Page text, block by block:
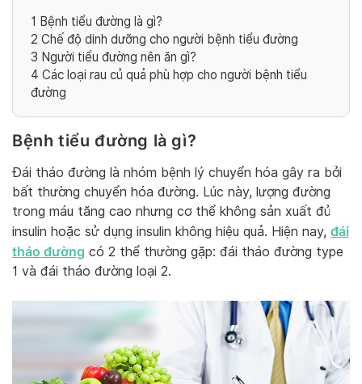
1 Bệnh tiểu đường là gì?
2 Chế độ dinh dưỡng cho người bệnh tiểu đường
3 Người tiểu đường nên ăn gì?
4 Các loại rau củ quả phù hợp cho người bệnh tiểu
đường
Bệnh tiểu đường là gì?
Đái tháo đường là nhóm bệnh lý chuyển hóa gây ra bởi
bất thường chuyển hóa đường. Lúc này, lượng đường
trong máu tăng cao nhưng cơ thể không sản xuất đủ
insulin hoặc sử dụng insulin không hiệu quả. Hiện nay, đái
tháo đường có 2 thể thường gặp: đái tháo đường type
1 và đái tháo đường loại 2.